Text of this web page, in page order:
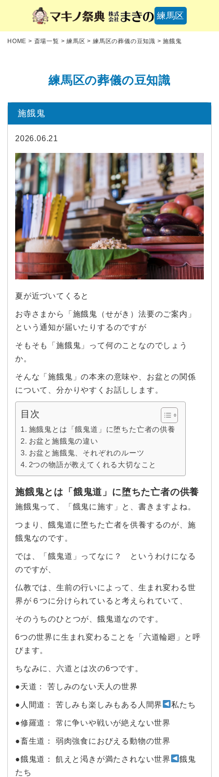
練馬区
HOME > 斎場一覧 >練馬区 >練馬区の葬儀の豆知識 >施餓鬼
練馬区の葬儀の豆知識
施餓鬼
2026.06.21
夏が近づいてくると
お寺さまから「施餓鬼（せがき）法要のご案内」
という通知が届いたりするのですが
そもそも「施餓鬼」って何のことなのでしょう
か。
そんな「施餓鬼」の本来の意味や、お盆との関係
について、分かりやすくお話しします。
目次
施餓鬼とは「餓鬼道」に堕ちた亡者の供養
お盆と施餓鬼の違い
お盆と施餓鬼、それぞれのルーツ
2つの物語が教えてくれる大切なこと
施餓鬼とは「餓鬼道」に堕ちた亡者の供養
施餓鬼って、「餓鬼に施す」と、書きますよね。
つまり、餓鬼道に堕ちた亡者を供養するのが、施
餓鬼なのです。
では、「餓鬼道」ってなに？ というわけになる
のですが、
仏教では、生前の行いによって、生まれ変わる世
界が６つに分けられていると考えられていて、
そのうちのひとつが、餓鬼道なのです。
6つの世界に生まれ変わることを「六道輪廻」と呼
びます。
ちなみに、六道とは次の6つです。
●天道： 苦しみのない天人の世界
●人間道： 苦しみも楽しみもある人間界 私たち
●修羅道： 常に争いや戦いが絶えない世界
●畜生道： 弱肉強食におびえる動物の世界
●餓鬼道： 飢えと渇きが満たされない世界
餓鬼
たち